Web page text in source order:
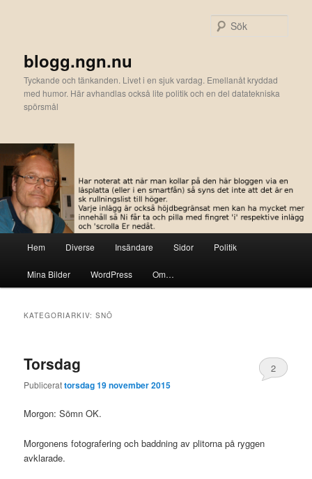
blogg.ngn.nu
Tyckande och tänkanden. Livet i en sjuk vardag. Emellanåt kryddad
med humor. Här avhandlas också lite politik och en del datatekniska
spörsmål
Hem Diverse Insändare Sidor Politik
Mina Bilder WordPress Om…
KATEGORIARKIV:SNÖ
Torsdag
Publicerattorsdag 19 november 2015
2
Morgon: Sömn OK.
Morgonens fotografering och baddning av plitorna på ryggen
avklarade.